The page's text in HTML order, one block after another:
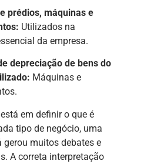
prédios, máquinas e
Utilizados na
da empresa.
depreciação de bens do
Máquinas e
em definir o que é
tipo de negócio, uma
gerou muitos debates e
A correta interpretação